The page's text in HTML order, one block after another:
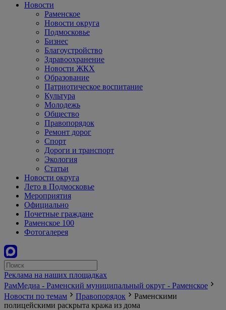
Новости
Раменское
Новости округа
Подмосковье
Бизнес
Благоустройство
Здравоохранение
Новости ЖКХ
Образование
Патриотическое воспитание
Культура
Молодежь
Общество
Правопорядок
Ремонт дорог
Спорт
Дороги и транспорт
Экология
Статьи
Новости округа
Лето в Подмосковье
Мероприятия
Официально
Почетные граждане
Раменское 100
Фотогалерея
Реклама на наших площадках
РамМедиа - Раменский муниципальный округ - Раменское
Новости по темам
Правопорядок
Раменскими
полицейскими раскрыта кража из дома